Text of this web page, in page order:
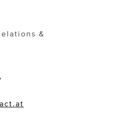
&